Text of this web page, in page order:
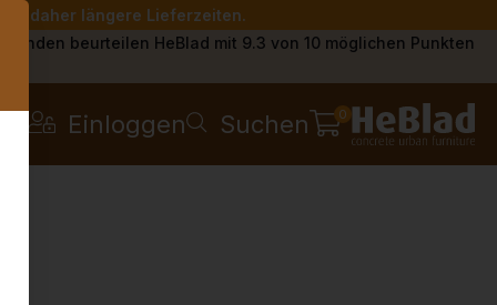
daher längere Lieferzeiten.
Kunden beurteilen HeBlad mit 9.3 von 10 möglichen Punkten
Einloggen Suchen 0